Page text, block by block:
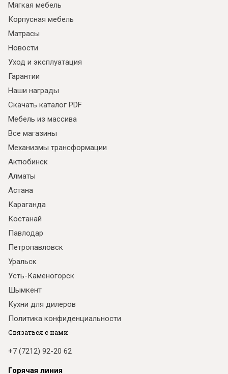
Мягкая мебель
Корпусная мебель
Матрасы
Новости
Уход и эксплуатация
Гарантии
Наши награды
Скачать каталог PDF
Мебель из массива
Все магазины
Механизмы трансформации
Актюбинск
Алматы
Астана
Караганда
Костанай
Павлодар
Петропавловск
Уральск
Усть-Каменогорск
Шымкент
Кухни для дилеров
Политика конфиденциальности
Связаться с нами
+7 (7212) 92-20 62
Горячая линия